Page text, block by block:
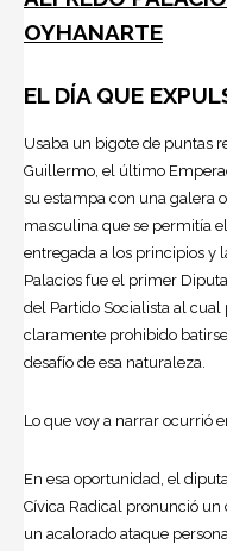
OYHANARTE
EL DÍA QUE
Usaba un bigote de puntas
Guillermo, el último
su estampa con una galera
masculina que se permitía
entregada a los principios y
Palacios fue el primer
del Partido Socialista al
claramente prohibido
desafío de esa naturaleza.
Lo que voy a narrar ocurrió
En esa oportunidad, el
Cívica Radical pronunció
un acalorado ataque